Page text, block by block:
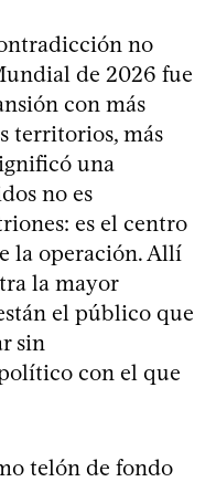
no
de 2026 fue
con más
territorios, más
una
no es
es el centro
la operación. Allí
la mayor
el público que
sin
con el que
telón de fondo